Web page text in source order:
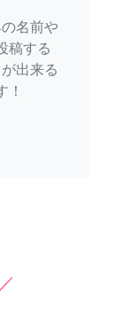
名前や
稿する
出来る
！